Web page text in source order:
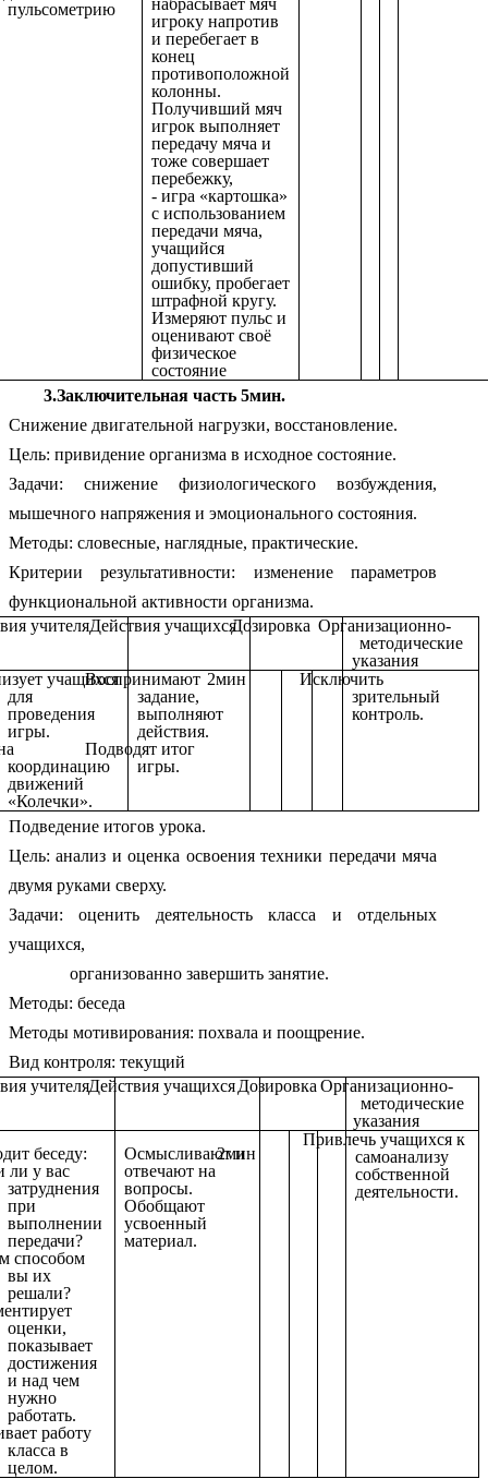
пульсометрию
набрасывает мяч
игроку напротив
и перебегает в
конец
противоположной
колонны.
Получивший мяч
игрок выполняет
передачу мяча и
тоже совершает
перебежку,
- игра «картошка»
с использованием
передачи мяча,
учащийся
допустивший
ошибку, пробегает
штрафной кругу.
Измеряют пульс и
оценивают своё
физическое
состояние
3.Заключительная часть 5мин.
Снижение двигательной нагрузки, восстановление.
Цель: привидение организма в исходное состояние.
Задачи: снижение физиологического возбуждения,
мышечного напряжения и эмоционального состояния.
Методы: словесные, наглядные, практические.
Критерии результативности: изменение параметров
функциональной активности организма.
учителяДействия учащихсяДозировка Организационно-
методические
указания
учащихся
для
проведения
игры.
координацию
движений
«Колечки».
Воспринимают
задание,
выполняют
действия.
Подводят итог
игры.
2мин
Исключить
зрительный
контроль.
Подведение итогов урока.
Цель: анализ и оценка освоения техники передачи мяча
двумя руками сверху.
Задачи: оценить деятельность класса и отдельных
учащихся,
организованно завершить занятие.
Методы: беседа
Методы мотивирования: похвала и поощрение.
Вид контроля: текущий
учителяДействия учащихся Дозировка Организационно-
методические
указания
беседу:
ли у вас
затруднения
при
выполнении
передачи?
способом
вы их
решали?
оценки,
показывает
достижения
и над чем
нужно
работать.
работу
класса в
целом.
Осмысливают и
отвечают на
вопросы.
Обобщают
усвоенный
материал.
2мин
Привлечь учащихся к
самоанализу
собственной
деятельности.